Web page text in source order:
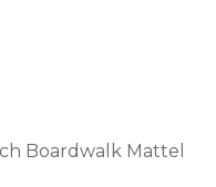
Boardwalk Mattel